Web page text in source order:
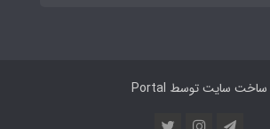
ساخت سایت توسط Portal